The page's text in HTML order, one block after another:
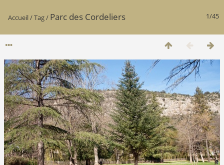
1/45
Accueil/Tag/ Parc des Cordeliers